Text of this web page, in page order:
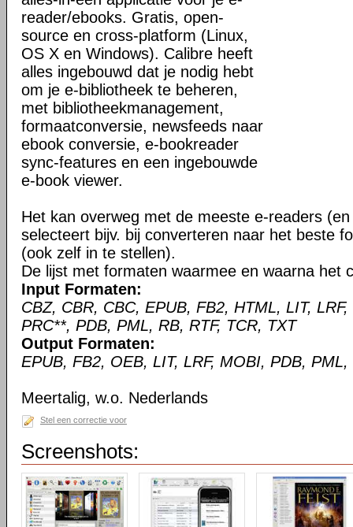
reader/ebooks. Gratis, open-
source en cross-platform (Linux,
OS X en Windows). Calibre heeft
alles ingebouwd dat je nodig hebt
om je e-bibliotheek te beheren,
met bibliotheekmanagement,
formaatconversie, newsfeeds naar
ebook conversie, e-bookreader
sync-features en een ingebouwde
e-book viewer.
Het kan overweg met de meeste e-readers
selecteert bijv. bij converteren naar het beste
(ook zelf in te stellen).
De lijst met formaten waarmee en waarna het
Input Formaten:
CBZ, CBR, CBC, EPUB, FB2, HTML, LIT,
PRC**, PDB, PML, RB, RTF, TCR, TXT
Output Formaten:
EPUB, FB2, OEB, LIT, LRF, MOBI, PDB,
Meertalig, w.o. Nederlands
Stel een correctie voor
Screenshots: